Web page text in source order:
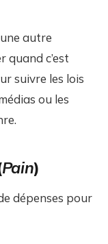
autre
quand c’est
suivre les lois
ou les
Pain)
dépenses pour